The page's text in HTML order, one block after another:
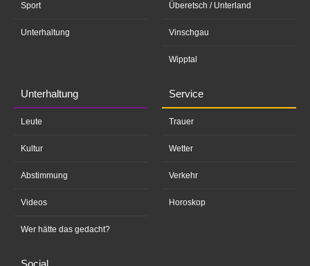
Sport
Unterhaltung
Überetsch / Unterland
Vinschgau
Wipptal
Unterhaltung
Leute
Kultur
Abstimmung
Videos
Wer hätte das gedacht?
Service
Trauer
Wetter
Verkehr
Horoskop
Social